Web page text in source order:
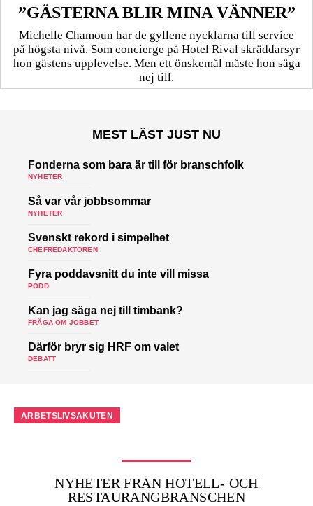
”GÄSTERNA BLIR MINA VÄNNER”
Michelle Chamoun har de gyllene nycklarna till service
på högsta nivå. Som concierge på Hotel Rival skräddarsyr
hon gästens upp­levelse. Men ett önskemål måste hon säga
nej till.
MEST LÄST JUST NU
Fonderna som bara är till för branschfolk
NYHETER
Så var vår jobbsommar
NYHETER
Svenskt rekord i simpelhet
CHEFREDAKTÖREN
Fyra poddavsnitt du inte vill missa
PODD
Kan jag säga nej till timbank?
FRÅGA OM JOBBET
Därför bryr sig HRF om valet
DEBATT
ARBETSLIVSAKUTEN
NYHETER FRÅN HOTELL- OCH
RESTAURANGBRANSCHEN